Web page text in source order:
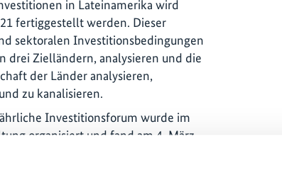
in Lateinamerika wird
fertiggestellt werden. Dieser
sektoralen Investitionsbedingungen
drei Zielländern, analysieren und die
der Länder analysieren,
zu kanalisieren.
Investitionsforum wurde im
organisiert und fand am 4. März
304 Teilnehmende für die
sich 38% als